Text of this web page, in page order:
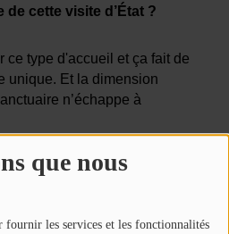
que nous
fournir les services et les fonctionnalités
cette visite d’État ?
ce type d'accueil et ça fait de
unique. Et la dimension
n’échappe à